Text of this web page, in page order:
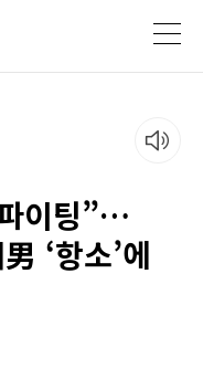
이팅”…
‘항소’에